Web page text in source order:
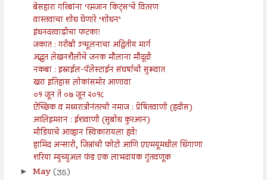
बेसहारा गरिबांना ‘रम़जान किट्स’चे वितरण
वास्तवाचा शोध घेणारे ‘शोधन’
इंधनदरवाढीचा फटका!
जकात : गरीबी उन्मूलनाचा अद्वितीय मार्ग
अद्भुत लेखनशैलीचे जनक मौलाना मौदूदी
नकबा : इस्राईल-पॅलेस्टाईन संघर्षाची सुरूवात
खरा इतिहास लोकांसमोर आणावा
०१ जून ते ०७ जून २०१८
ऐच्छिक व मध्यरात्रीनंतरची नमाज : प्रेषितवाणी (हदीस)
आलिइमरान : ईशवाणी (सुबोध कुरआन)
मीडियाचे आव्हान स्विकारायला हवे!
हामिद अन्सारी, जिन्नांची फोटो आणि एएमयूमधील धिंगाणा
शरिया म्युच्युअल फंड एक लाभदायक गुंतवणूक
► May(35)